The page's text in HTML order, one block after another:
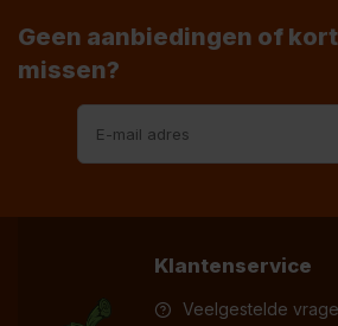
Geen aanbiedingen of
missen?
Klantenservice
Veelgestelde